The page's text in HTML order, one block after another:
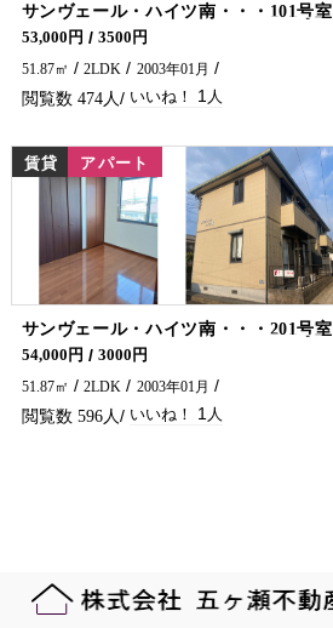
サンヴェール・ハイツ南・・・101号室
アパートをお探しでしたら是非五ヶ瀬不動産へお問合せください🏠✨
53,000円
3500円
51.87㎡
2LDK 2003年01月
474 1
賃貸 アパート
サンヴェール・ハイツ南・・・201号室
アパートをお探しでしたら是非五ヶ瀬不動産へお問合せください🏠✨
54,000円
3000円
51.87㎡
2LDK 2003年01月
596 1